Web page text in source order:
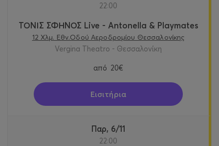
22:00
ΤΟΝΙΣ ΣΦΗΝΟΣ Live - Antonella & Playmates
12 Χλμ. Εθν.Οδού Αεροδρομίου Θεσσαλονίκης
Vergina Theatro - Θεσσαλονίκη
από 20€
Εισιτήρια
Παρ, 6/11
22:00